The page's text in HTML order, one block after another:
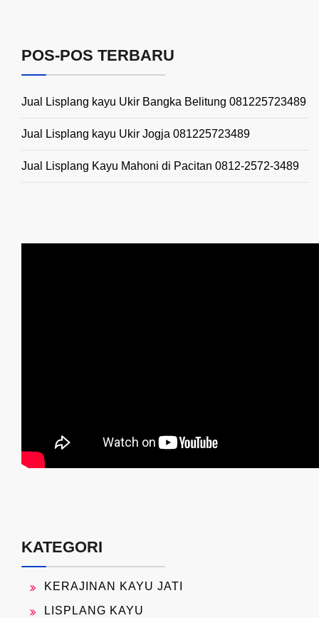
POS-POS TERBARU
Jual Lisplang kayu Ukir Bangka Belitung 081225723489
Jual Lisplang kayu Ukir Jogja 081225723489
Jual Lisplang Kayu Mahoni di Pacitan 0812-2572-3489
KATEGORI
KERAJINAN KAYU JATI
LISPLANG KAYU